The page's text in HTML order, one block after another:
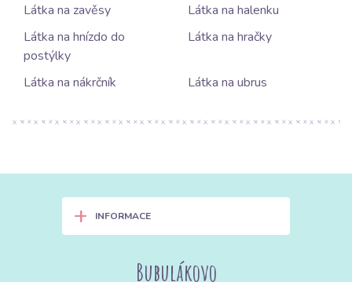
Látka na zavěsy
Látka na halenku
Látka na hnízdo do
postýlky
Látka na hračky
Látka na nákrčník Látka na ubrus
+ INFORMACE
Bubulákovo